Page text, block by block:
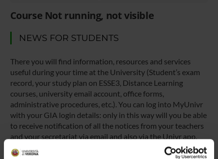
Course Not running, not visible
NEWS FOR STUDENTS
There you will find information, resources and services
useful during your time at the University (Student’s exam
record, your study plan on ESSE3, Distance Learning
courses, university email account, office forms,
administrative procedures, etc.). You can log into MyUnivr
with your GIA login details: only in this way will you be able
to receive notification of all the notices from your teachers
and your secretariat via email and also via the Univr app.